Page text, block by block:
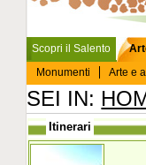
Scopri il Salento
Monumenti
Arte e
SEI IN:
Itinerari